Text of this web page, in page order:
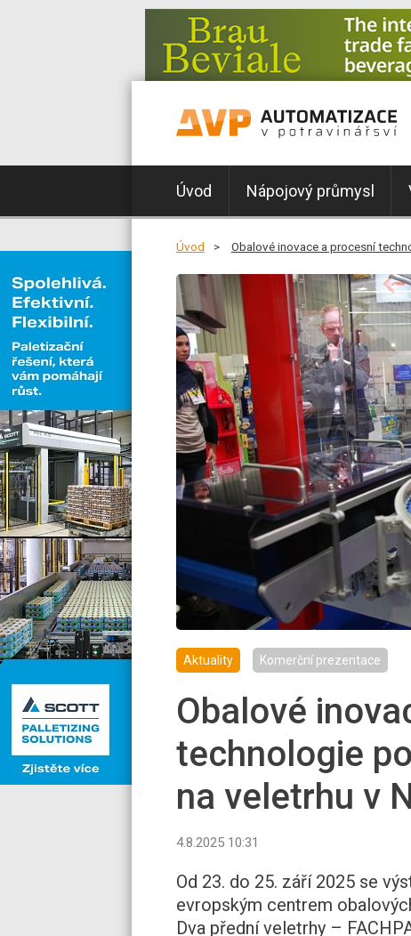
Úvod Nápojový průmysl
Úvod Obalové inovace a procesní
Aktuality Komerční prezentace
Obalové
technologie
na veletrhu v
4.8.2025 10:31
Od 23. do 25. září 2025 se
evropským centrem
Dva přední veletrhy –